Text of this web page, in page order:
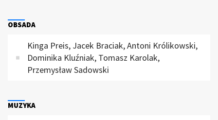
OBSADA
Kinga Preis, Jacek Braciak, Antoni Królikowski,
Dominika Kluźniak, Tomasz Karolak,
Przemysław Sadowski
MUZYKA